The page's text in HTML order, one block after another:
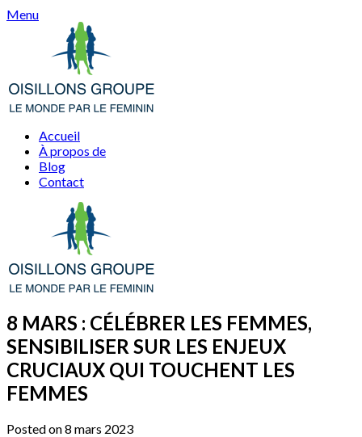
Skip
Menu
Accueil
À propos de
Blog
Contact
8 MARS : CÉLÉBRER LES FEMMES,
SENSIBILISER SUR LES ENJEUX
CRUCIAUX QUI TOUCHENT LES
FEMMES
Posted on 8 mars 2023